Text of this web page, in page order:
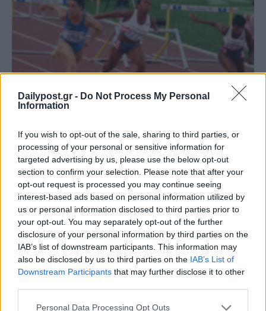
Dailypost.gr - Do Not Process My Personal
Information
If you wish to opt-out of the sale, sharing to third parties, or
processing of your personal or sensitive information for
targeted advertising by us, please use the below opt-out
section to confirm your selection. Please note that after your
opt-out request is processed you may continue seeing
interest-based ads based on personal information utilized by
us or personal information disclosed to third parties prior to
your opt-out. You may separately opt-out of the further
disclosure of your personal information by third parties on the
IAB’s list of downstream participants. This information may
also be disclosed by us to third parties on the IAB’s List of
Downstream Participants that may further disclose it to other
Personal Data Processing Opt Outs
6/8/1992: «Για την Ελλάδα, ρε γαμώτο!» – Η
ιστορική νίκη της Βούλας Πατουλίδου
Στις 6 Αυγούστου 1992, το Ολυμπιακό Στάδιο της Βαρκελώνης
κρατούσε την ανάσα του για τον τελικό των 100 μέτρων με
εμπόδια. Ανάμεσα στις κορυφαίες...
ΠΑΡΑΠΟΛΙΤΙΚΑ